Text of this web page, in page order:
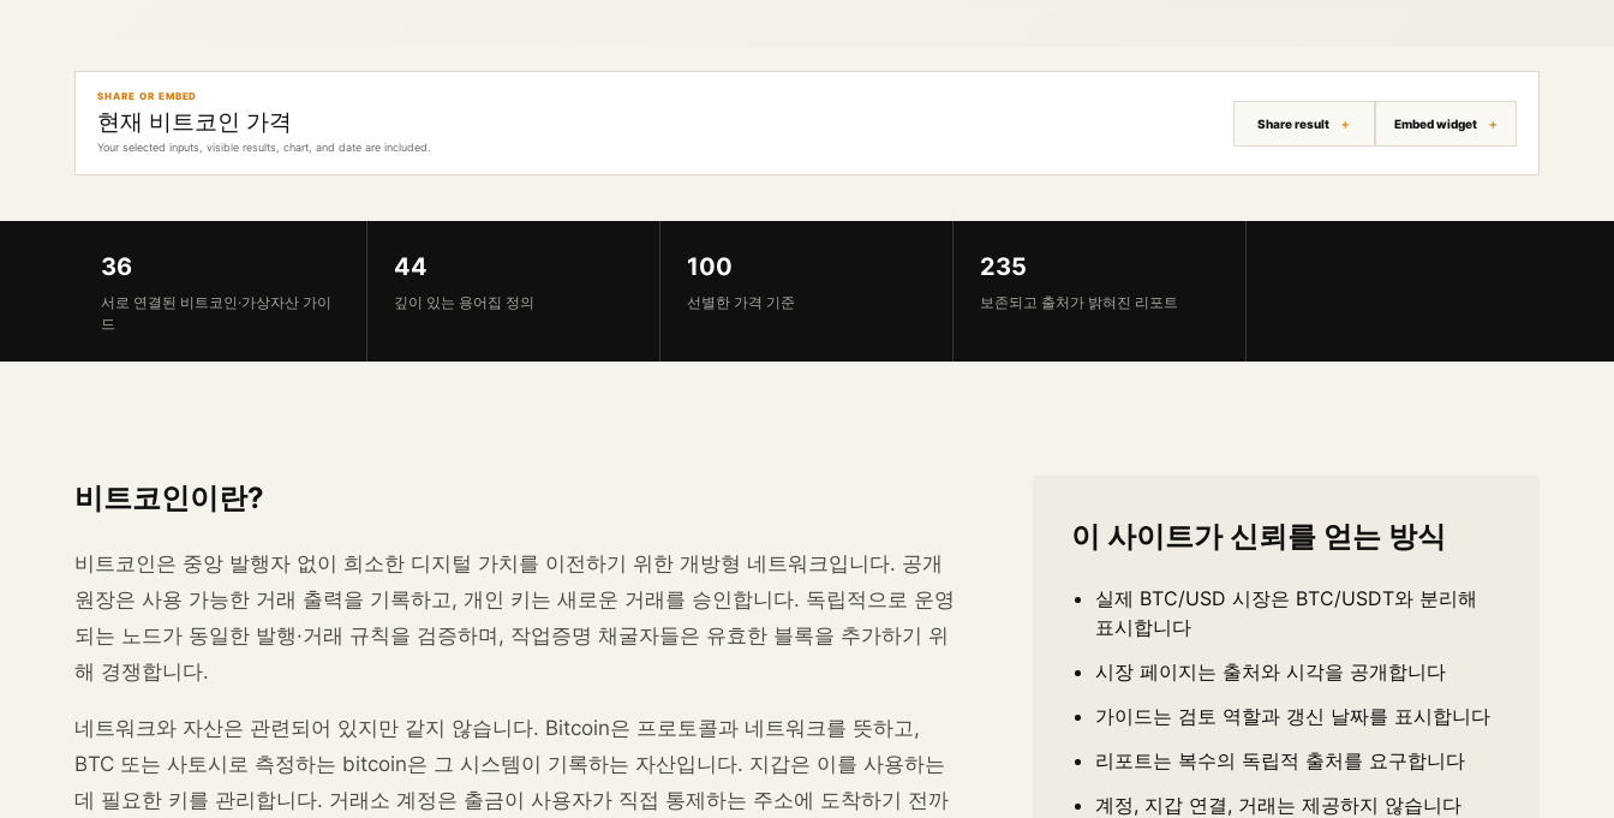
SHARE OR EMBED
현재 비트코인 가격
Your selected inputs, visible results, chart, and date are included.
Share result Embed widget
36
서로 연결된 비트코인·가상자산 가이
드
44
깊이 있는 용어집 정의
100
선별한 가격 기준
235
보존되고 출처가 밝혀진 리포트
비트코인이란?
비트코인은 중앙 발행자 없이 희소한 디지털 가치를 이전하기 위한 개방형 네트워크입니다. 공개
원장은 사용 가능한 거래 출력을 기록하고, 개인 키는 새로운 거래를 승인합니다. 독립적으로 운영
되는 노드가 동일한 발행·거래 규칙을 검증하며, 작업증명 채굴자들은 유효한 블록을 추가하기 위
해 경쟁합니다.
네트워크와 자산은 관련되어 있지만 같지 않습니다. Bitcoin은 프로토콜과 네트워크를 뜻하고,
BTC 또는 사토시로 측정하는 bitcoin은 그 시스템이 기록하는 자산입니다. 지갑은 이를 사용하는
데 필요한 키를 관리합니다. 거래소 계정은 출금이 사용자가 직접 통제하는 주소에 도착하기 전까
이 사이트가 신뢰를 얻는 방식
실제 BTC/USD 시장은 BTC/USDT와 분리해
표시합니다
시장 페이지는 출처와 시각을 공개합니다
가이드는 검토 역할과 갱신 날짜를 표시합니다
리포트는 복수의 독립적 출처를 요구합니다
계정, 지갑 연결, 거래는 제공하지 않습니다